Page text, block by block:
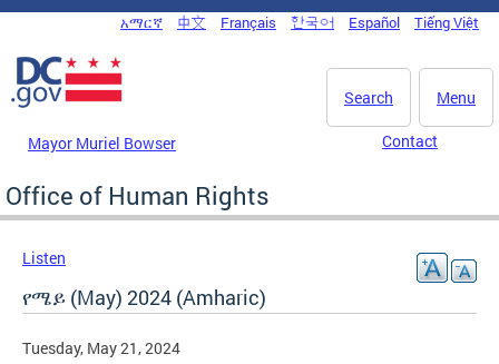
Skip to main content
DC Agency Top Menu
አማርኛ 中文 Français 한국어 Español Tiếng Việt
Menu
Search
Mayor Muriel Bowser Contact
Office of Human Rights
Listen
የሜይ (May) 2024 (Amharic)
Tuesday, May 21, 2024